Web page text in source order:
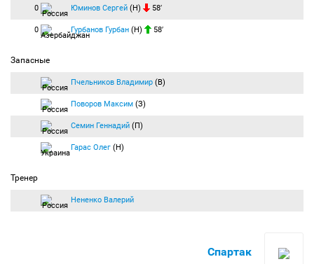
0 Юминов Сергей (Н) 58′
0 Гурбанов Гурбан (Н) 58′
Запасные
Пчельников Владимир (В)
Поворов Максим (З)
Семин Геннадий (П)
Гарас Олег (Н)
Тренер
Нененко Валерий
Спартак